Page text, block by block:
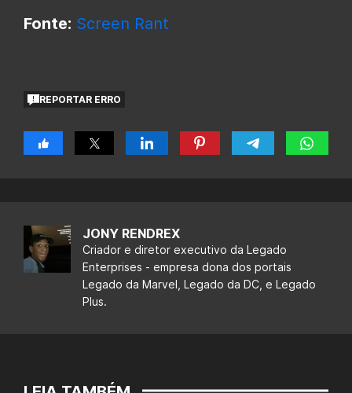
Fonte: Screen Rant
REPORTAR ERRO
JONY RENDREX
Criador e diretor executivo da Legado
Enterprises - empresa dona dos portais
Legado da Marvel, Legado da DC, e Legado
Plus.